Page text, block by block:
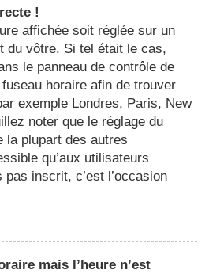
!
affichée soit réglée sur un
du vôtre. Si tel était le cas,
le panneau de contrôle de
horaire afin de trouver
exemple Londres, Paris, New
noter que le réglage du
la plupart des autres
qu’aux utilisateurs
inscrit, c’est l’occasion
mais l’heure n’est